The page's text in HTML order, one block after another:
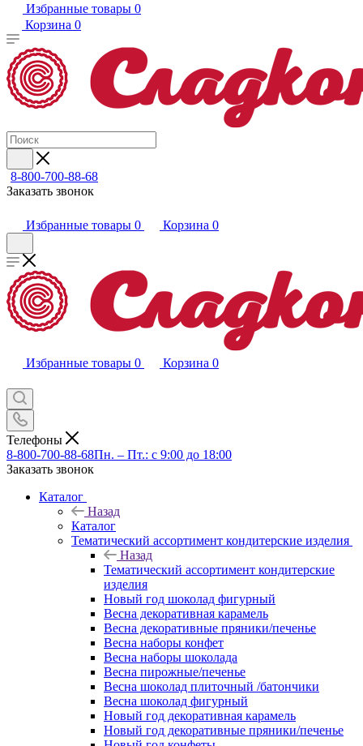
Избранные товары 0
Корзина 0
8-800-700-88-68
Заказать звонок
Избранные товары 0 Корзина 0
Избранные товары 0 Корзина 0
Телефоны
8-800-700-88-68Пн. – Пт.: с 9:00 до 18:00
Заказать звонок
Каталог
Назад
Каталог
Тематический ассортимент кондитерские изделия
Назад
Тематический ассортимент кондитерские
изделия
Новый год шоколад фигурный
Весна декоративная карамель
Весна декоративные пряники/печенье
Весна наборы конфет
Весна наборы шоколада
Весна пирожные/печенье
Весна шоколад плиточный /батончики
Весна шоколад фигурный
Новый год декоративная карамель
Новый год декоративные пряники/печенье